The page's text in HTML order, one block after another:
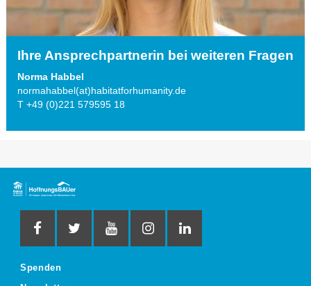
Ihre Ansprechpartnerin bei weiteren Fragen
Norma Habbel
normahabbel(at)habitatforhumanity.de
T +49 (0)221 579595 18
Spenden